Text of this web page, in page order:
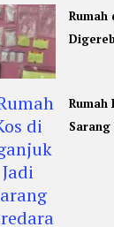
Rumah
Rumah
Sarang